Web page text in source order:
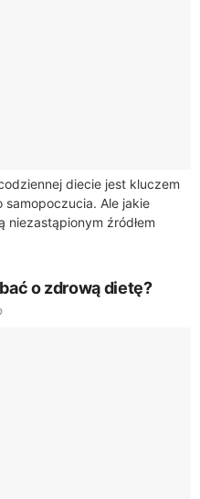
diecie jest kluczem
Ale jakie
niezastąpionym źródłem
o zdrową dietę?